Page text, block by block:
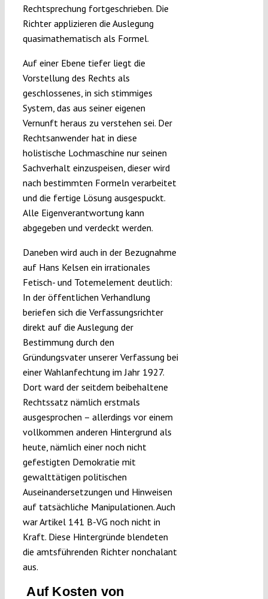
Rechtsprechung fortgeschrieben. Die
Richter applizieren die Auslegung
quasimathematisch als Formel.
Auf einer Ebene tiefer liegt die
Vorstellung des Rechts als
geschlossenes, in sich stimmiges
System, das aus seiner eigenen
Vernunft heraus zu verstehen sei. Der
Rechtsanwender hat in diese
holistische Lochmaschine nur seinen
Sachverhalt einzuspeisen, dieser wird
nach bestimmten Formeln verarbeitet
und die fertige Lösung ausgespuckt.
Alle Eigenverantwortung kann
abgegeben und verdeckt werden.
Daneben wird auch in der Bezugnahme
auf Hans Kelsen ein irrationales
Fetisch- und Totemelement deutlich:
In der öffentlichen Verhandlung
beriefen sich die Verfassungsrichter
direkt auf die Auslegung der
Bestimmung durch den
Gründungsvater unserer Verfassung bei
einer Wahlanfechtung im Jahr 1927.
Dort ward der seitdem beibehaltene
Rechtssatz nämlich erstmals
ausgesprochen – allerdings vor einem
vollkommen anderen Hintergrund als
heute, nämlich einer noch nicht
gefestigten Demokratie mit
gewalttätigen politischen
Auseinandersetzungen und Hinweisen
auf tatsächliche Manipulationen. Auch
war Artikel 141 B-VG noch nicht in
Kraft. Diese Hintergründe blendeten
die amtsführenden Richter nonchalant
aus.
Auf Kosten von